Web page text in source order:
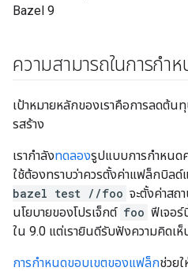
Bazel 9
ความสามารถในการกำ
เป้าหมายหลักของเราคือการลดต้
รสร้าง
เรากำลังทดลองรูปแบบการกำหนด
ใช้ต้องทราบว่าควรตั้งค่าแฟล็กบิล
bazel test //foo จะตั้งค่าสถ
นโยบายของโปรเจ็กต์ foo ฟีเจอร์
ใน 9.0 แต่เรายินดีรับฟังความคิดเ
การกำหนดขอบเขตของแฟล็กช่วย